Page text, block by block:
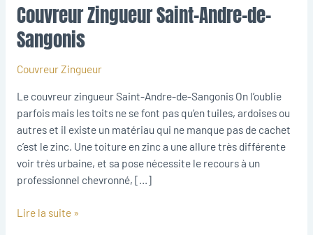
Couvreur Zingueur Saint-Andre-de-
Sangonis
Couvreur Zingueur
Le couvreur zingueur Saint-Andre-de-Sangonis On l’oublie
parfois mais les toits ne se font pas qu’en tuiles, ardoises ou
autres et il existe un matériau qui ne manque pas de cachet
c’est le zinc. Une toiture en zinc a une allure très différente
voir très urbaine, et sa pose nécessite le recours à un
professionnel chevronné, […]
Couvreur
Zingueur
Saint-
de-
Sangonis
Lire la suite »